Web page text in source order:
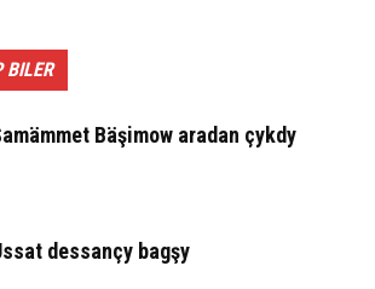
BILER
Bäşimow aradan çykdy
des­san­çy bag­şy